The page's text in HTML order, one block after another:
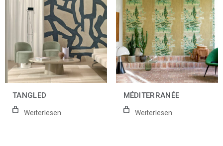
TANGLED
Weiterlesen
MÉDITERRANÉE
Weiterlesen